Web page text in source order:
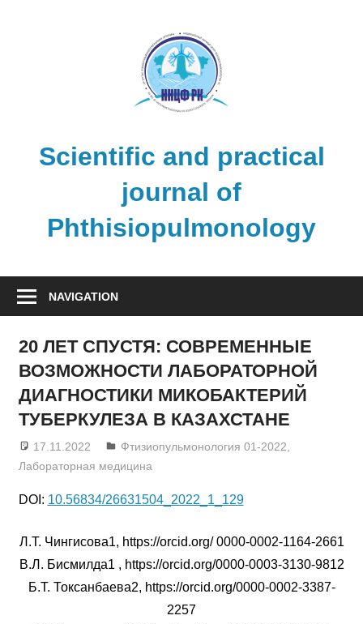
Scientific and practical
journal of
Phthisiopulmonology
NAVIGATION
20 ЛЕТ СПУСТЯ: СОВРЕМЕННЫЕ
ВОЗМОЖНОСТИ ЛАБОРАТОРНОЙ
ДИАГНОСТИКИ МИКОБАКТЕРИЙ
ТУБЕРКУЛЕЗА В КАЗАХСТАНЕ
17.11.2022 admin
Фтизиопульмонология 01-2022
Лабораторная медицина
DOI: 10.56834/26631504_2022_1_129
Л.Т. Чингисова1, https://orcid.org/ 0000-0002-1164-2661
В.Л. Бисмилда1 , https://orcid.org/0000-0003-3130-9812
Б.Т. Токсанбаева2, https://orcid.org/0000-0002-3387-
2257